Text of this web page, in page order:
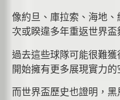
像約旦、庫拉索、海地
次或睽違多年重返世界盃
過去這些球隊可能很難
開始擁有更多展現實力的
而世界盃歷史也證明，